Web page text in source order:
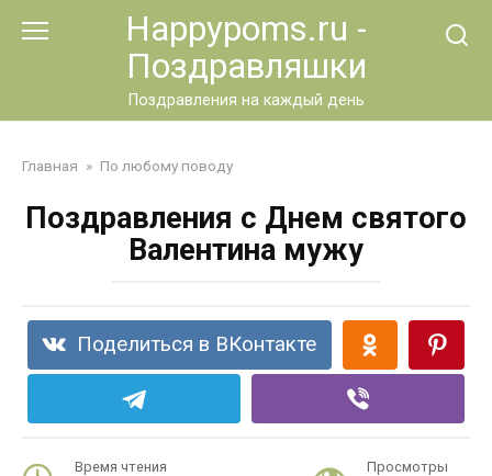
Happypoms.ru -
Поздравляшки
Поздравления на каждый день
Главная » По любому поводу
Поздравления с Днем святого
Валентина мужу
Поделиться в ВКонтакте
Время чтения Просмотры